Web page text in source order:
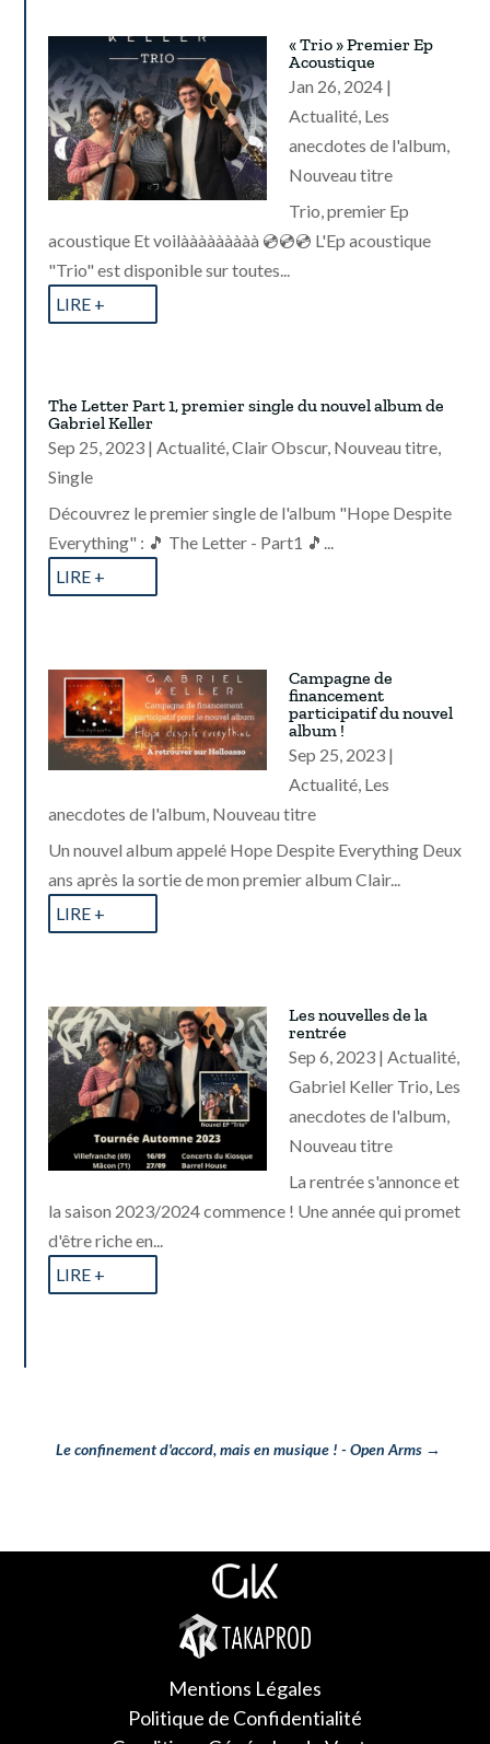
« Trio » Premier Ep
Acoustique
Jan 26, 2024 |
Actualité, Les
anecdotes de l'album,
Nouveau titre
Trio, premier Ep
acoustique Et voilààààààààà 💿💿💿 L'Ep acoustique
"Trio" est disponible sur toutes...
LIRE +
The Letter Part 1, premier single du nouvel album de
Gabriel Keller
Sep 25, 2023 |Actualité,Clair Obscur, Nouveau titre,
Single
Découvrez le premier single de l'album "Hope Despite
Everything" : 🎵 The Letter - Part1 🎵...
LIRE +
Campagne de
financement
participatif du nouvel
album !
Sep 25, 2023 |
Actualité, Les
anecdotes de l'album, Nouveau titre
Un nouvel album appelé Hope Despite Everything Deux
ans après la sortie de mon premier album Clair...
LIRE +
Les nouvelles de la
rentrée
Sep 6, 2023 |Actualité,
Gabriel Keller Trio, Les
anecdotes de l'album,
Nouveau titre
La rentrée s'annonce et
la saison 2023/2024 commence ! Une année qui promet
d'être riche en...
LIRE +
Le confinement d'accord, mais en musique ! - Open Arms →
Mentions Légales
Politique de Confidentialité